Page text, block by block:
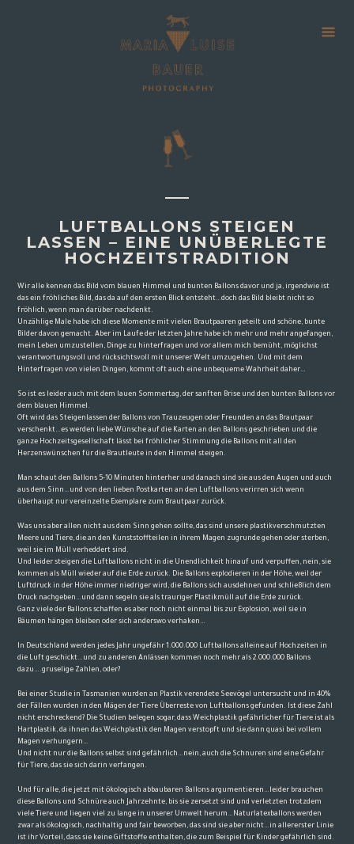
LUFTBALLONS STEIGEN
LASSEN – EINE UNÜBERLEGTE
HOCHZEITSTRADITION
Wir alle kennen das Bild vom blauen Himmel und bunten Ballons davor und ja, irgendwie ist
das ein fröhliches Bild, das da auf den ersten Blick entsteht…doch das Bild bleibt nicht so
fröhlich, wenn man darüber nachdenkt.
Unzählige Male habe ich diese Momente mit vielen Brautpaaren geteilt und schöne, bunte
Bilder davon gemacht. Aber im Laufe der letzten Jahre habe ich mehr und mehr angefangen,
mein Leben umzustellen, Dinge zu hinterfragen und vor allem mich bemüht, möglichst
verantwortungsvoll und rücksichtsvoll mit unserer Welt umzugehen. Und mit dem
Hinterfragen von vielen Dingen, kommt oft auch eine unbequeme Wahrheit daher…
So ist es leider auch mit dem lauen Sommertag, der sanften Brise und den bunten Ballons vor
dem blauen Himmel.
Oft wird das Steigenlassen der Ballons von Trauzeugen oder Freunden an das Brautpaar
verschenkt…es werden liebe Wünsche auf die Karten an den Ballons geschrieben und die
ganze Hochzeitsgesellschaft lässt bei fröhlicher Stimmung die Ballons mit all den
Herzenswünschen für die Brautleute in den Himmel steigen.
Man schaut den Ballons 5-10 Minuten hinterher und danach sind sie aus den Augen und auch
aus dem Sinn…und von den lieben Postkarten an den Luftballons verirren sich wenn
überhaupt nur vereinzelte Exemplare zum Brautpaar zurück.
Was uns aber allen nicht aus dem Sinn gehen sollte, das sind unsere plastikverschmutzten
Meere und Tiere, die an den Kunststoffteilen in ihrem Magen zugrunde gehen oder sterben,
weil sie im Müll verheddert sind.
Und leider steigen die Luftballons nicht in die Unendlichkeit hinauf und verpuffen, nein, sie
kommen als Müll wieder auf die Erde zurück. Die Ballons explodieren in der Höhe, weil der
Luftdruck in der Höhe immer niedriger wird, die Ballons sich ausdehnen und schließlich dem
Druck nachgeben…und dann segeln sie als trauriger Plastikmüll auf die Erde zurück.
Ganz viele der Ballons schaffen es aber noch nicht einmal bis zur Explosion, weil sie in
Bäumen hängen bleiben oder sich anderswo verhaken…
In Deutschland werden jedes Jahr ungefähr 1.000.000 Luftballons alleine auf Hochzeiten in
die Luft geschickt…und zu anderen Anlässen kommen noch mehr als 2.000.000 Ballons
dazu….gruselige Zahlen, oder?
Bei einer Studie in Tasmanien wurden an Plastik verendete Seevögel untersucht und in 40%
der Fällen wurden in den Mägen der Tiere Überreste von Luftballons gefunden. Ist diese Zahl
nicht erschreckend? Die Studien belegen sogar, dass Weichplastik gefährlicher für Tiere ist als
Hartplastik, da ihnen das Weichplastik den Magen verstopft und sie dann quasi bei vollem
Magen verhungern…
Und nicht nur die Ballons selbst sind gefährlich…nein, auch die Schnuren sind eine Gefahr
für Tiere, das sie sich darin verfangen.
Und für alle, die jetzt mit ökologisch abbaubaren Ballons argumentieren…leider brauchen
diese Ballons und Schnüre auch Jahrzehnte, bis sie zersetzt sind und verletzten trotzdem
viele Tiere und liegen viel zu lange in unserer Umwelt herum…Naturlatexballons werden
zwar als ökologisch, nachhaltig und fair beworben, das sind sie aber nicht…in allererster Linie
ist ihr Vorteil, dass sie keine Giftstoffe enthalten, die zum Beispiel für Kinder gefährlich sind.